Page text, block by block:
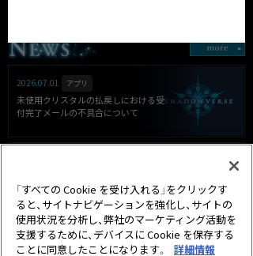
2026.07.01 アプリ
未使用クリスタルの払戻しにおける受
付完了メールの不具合について
スタルの払戻しについて
2026.05.25 キャンペーン
「すべての Cookie を受け入れる」をクリックす
ると、サイトナビゲーションを強化し、サイトの
使用状況を分析し、弊社のマーケティング活動を
支援するために、デバイスに Cookie を保存する
ことに同意したことになります。
詳細情報